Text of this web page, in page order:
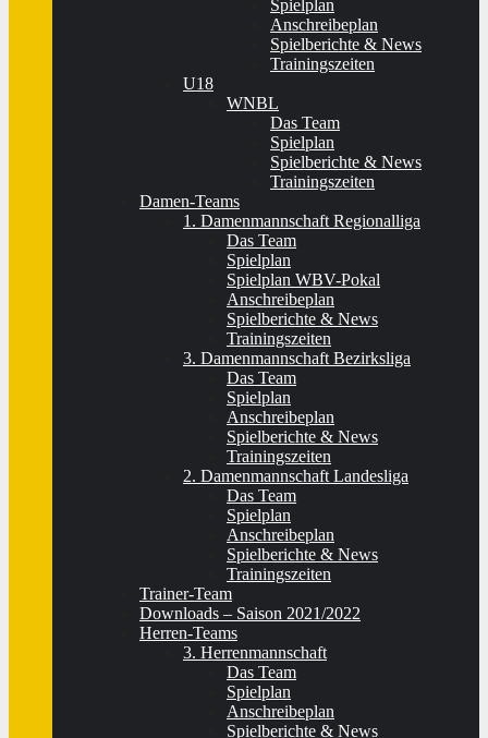
Spielplan
Anschreibeplan
Spielberichte & News
Trainingszeiten
U18
WNBL
Das Team
Spielplan
Spielberichte & News
Trainingszeiten
Damen-Teams
1. Damenmannschaft Regionalliga
Das Team
Spielplan
Spielplan WBV-Pokal
Anschreibeplan
Spielberichte & News
Trainingszeiten
3. Damenmannschaft Bezirksliga
Das Team
Spielplan
Anschreibeplan
Spielberichte & News
Trainingszeiten
2. Damenmannschaft Landesliga
Das Team
Spielplan
Anschreibeplan
Spielberichte & News
Trainingszeiten
Trainer-Team
Downloads – Saison 2021/2022
Herren-Teams
3. Herrenmannschaft
Das Team
Spielplan
Anschreibeplan
Spielberichte & News